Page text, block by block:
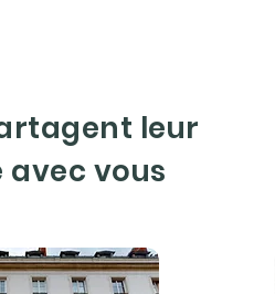
leur
vous